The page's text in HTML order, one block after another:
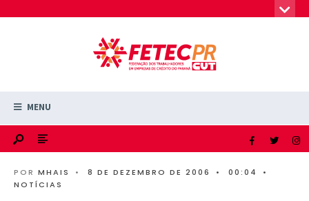
MENU
POR MHAIS • 8 DE DEZEMBRO DE 2006 • 00:04
•
NOTÍCIAS